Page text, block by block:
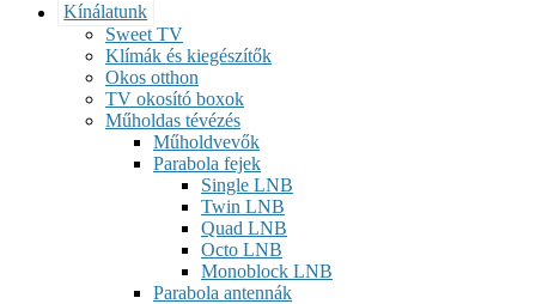
Kínálatunk
Sweet TV
Klímák és kiegészítők
Okos otthon
TV okosító boxok
Műholdas tévézés
Műholdvevők
Parabola fejek
Single LNB
Twin LNB
Quad LNB
Octo LNB
Monoblock LNB
Parabola antennák